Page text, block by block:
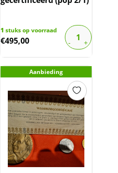
1 stuks op voorraad
€495,00
Aanbieding